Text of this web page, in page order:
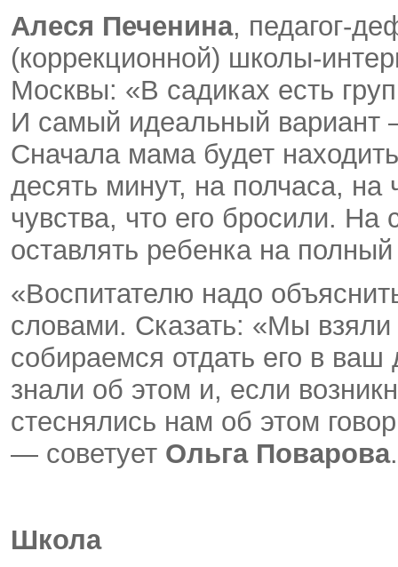
Алеся Печенина, педагог-
(коррекционной) школы-
Москвы: «В садиках есть
И самый идеальный вариант
Сначала мама будет
десять минут, на полчаса,
чувства, что его бросили.
оставлять ребенка на
«Воспитателю надо
словами. Сказать: «Мы
собираемся отдать его в
знали об этом и, если
стеснялись нам об этом
— советует Ольга Поварова.
Школа